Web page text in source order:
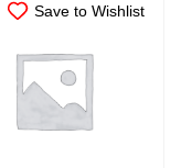
Save to Wishlist